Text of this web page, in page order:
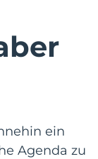
ein
Agenda zu